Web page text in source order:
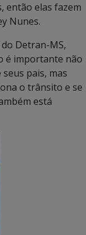
então elas fazem
Nunes.
Detran-MS,
é importante não
pais, mas
o trânsito e se
está